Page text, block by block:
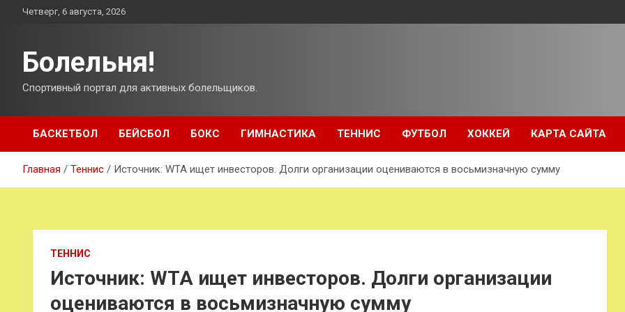
ПерейтиЧетверг, 6 августа, 2026
Болельня!
Спортивный портал для активных болельщиков.
БАСКЕТБОЛ БЕЙСБОЛ БОКС ГИМНАСТИКА ТЕННИС ФУТБОЛ ХОККЕЙ КАРТА САЙТА
Главная Теннис Источник: WTA ищет инвесторов. Долги организации оцениваются в восьмизначную сумму
ТЕННИС
Источник: WTA ищет инвесторов. Долги организации
оцениваются в восьмизначную сумму